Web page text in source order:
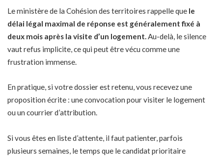
Le ministère de la Cohésion des territoires rappelle que le
délai légal maximal de réponse est généralement fixé à
deux mois après la visite d’un logement.Au-delà, le silence
vaut refus implicite, ce qui peut être vécu comme une
frustration immense.
En pratique, si votre dossier est retenu, vous recevez une
proposition écrite : une convocation pour visiter le logement
ou un courrier d’attribution.
Si vous êtes en liste d’attente, il faut patienter, parfois
plusieurs semaines, le temps que le candidat prioritaire